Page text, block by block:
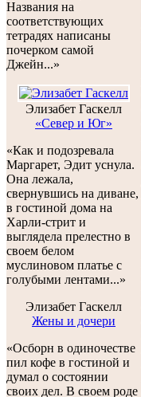
Названия на
соответствующих
тетрадях написаны
почерком самой
Джейн...»
Элизабет Гаскелл
«Север и Юг»
«Как и подозревала
Маргарет, Эдит уснула.
Она лежала,
свернувшись на диване,
в гостиной дома на
Харли-стрит и
выглядела прелестно в
своем белом
муслиновом платье с
голубыми лентами...»
Элизабет Гаскелл
Жены и дочери
«Осборн в одиночестве
пил кофе в гостиной и
думал о состоянии
своих дел. В своем роде